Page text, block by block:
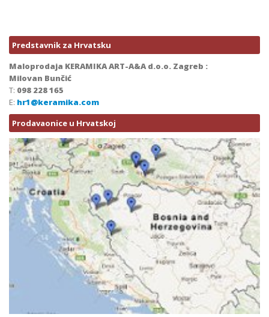
Predstavnik za Hrvatsku
Maloprodaja KERAMIKA ART-A&A d.o.o. Zagreb :
Milovan Bunčić
T: 098 228 165
E: hr1@keramika.com
Prodavaonice u Hrvatskoj